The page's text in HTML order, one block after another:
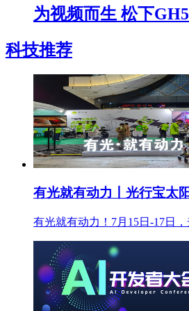
为视频而生 松下
科技推荐
有光就有动力丨光行宝太
有光就有动力！7月15日-17日